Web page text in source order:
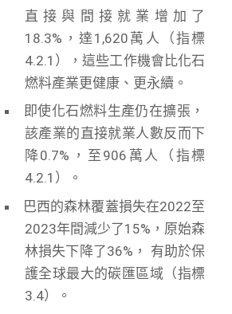
直接與間接就業增加了
18.3%，達1,620萬人（指標
4.2.1），這些工作機會比化石
燃料產業更健康、更永續。
即使化石燃料生產仍在擴張，
該產業的直接就業人數反而下
降0.7%，至906萬人（指標
4.2.1）。
巴西的森林覆蓋損失在2022至
2023年間減少了15%，原始森
林損失下降了36%， 有助於保
護全球最大的碳匯區域（指標
3.4）。